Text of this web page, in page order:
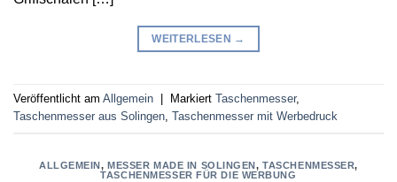
WEITERLESEN →
Veröffentlicht am Allgemein Markiert Taschenmesser,
Taschenmesser aus Solingen, Taschenmesser mit Werbedruck
ALLGEMEIN,MESSER MADE IN SOLINGEN,TASCHENMESSER,
TASCHENMESSER FÜR DIE WERBUNG